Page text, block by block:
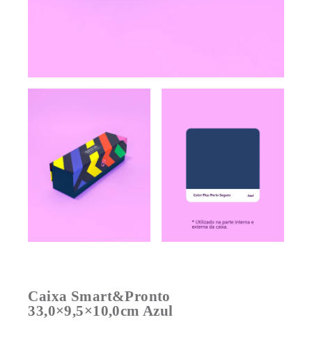
Caixa Smart&Pronto
33,0×9,5×10,0cm Azul